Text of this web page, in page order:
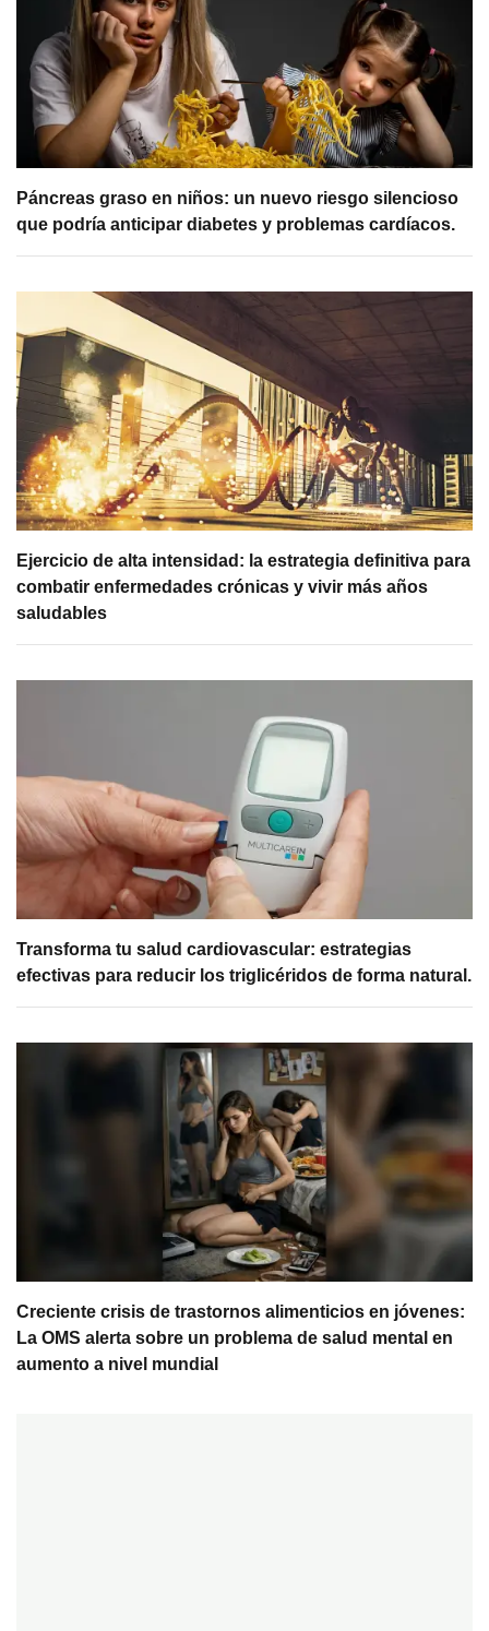
Páncreas graso en niños: un nuevo riesgo silencioso
que podría anticipar diabetes y problemas cardíacos.
Ejercicio de alta intensidad: la estrategia definitiva para
combatir enfermedades crónicas y vivir más años
saludables
Transforma tu salud cardiovascular: estrategias
efectivas para reducir los triglicéridos de forma natural.
Creciente crisis de trastornos alimenticios en jóvenes:
La OMS alerta sobre un problema de salud mental en
aumento a nivel mundial